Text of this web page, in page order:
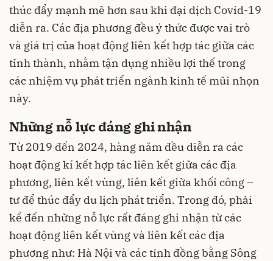
thúc đẩy mạnh mẽ hơn sau khi đại dịch Covid-19
diễn ra. Các địa phương đều ý thức được vai trò
và giá trị của hoạt động liên kết hợp tác giữa các
tỉnh thành, nhằm tận dụng nhiều lợi thế trong
các nhiệm vụ phát triển ngành kinh tế mũi nhọn
này.
Những nỗ lực đáng ghi nhận
Từ 2019 đến 2024, hàng năm đều diễn ra các
hoạt động kí kết hợp tác liên kết giữa các địa
phương, liên kết vùng, liên kết giữa khối công –
tư để thúc đẩy du lịch phát triển. Trong đó, phải
kể đến những nỗ lực rất đáng ghi nhận từ các
hoạt động liên kết vùng và liên kết các địa
phương như: Hà Nội và các tỉnh đồng bằng Sông